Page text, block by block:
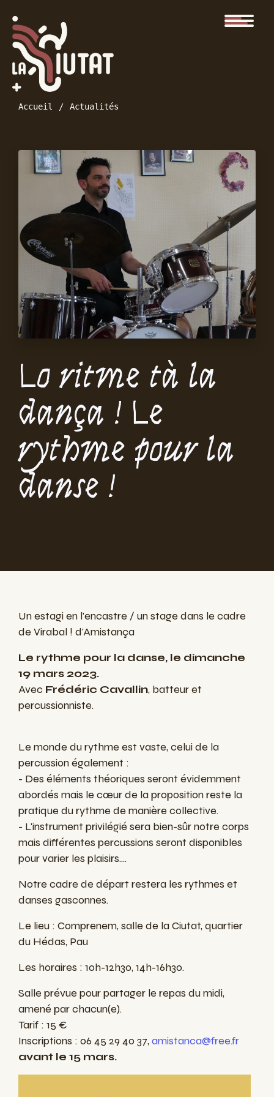
Accueil Actualités
Lo ritme tà la
dança ! Le
rythme pour la
danse !
Un estagi en l'encastre / un stage dans le cadre
de Virabal ! d'Amistança
Le rythme pour la danse, le dimanche
19 mars 2023.
Avec Frédéric Cavallin, batteur et
percussionniste.
Le monde du rythme est vaste, celui de la
percussion également :
- Des éléments théoriques seront évidemment
abordés mais le cœur de la proposition reste la
pratique du rythme de manière collective.
- L'instrument privilégié sera bien-sûr notre corps
mais différentes percussions seront disponibles
pour varier les plaisirs....
Notre cadre de départ restera les rythmes et
danses gasconnes.
Le lieu : Comprenem, salle de la Ciutat, quartier
du Hédas, Pau
Les horaires : 10h-12h30, 14h-16h30.
Salle prévue pour partager le repas du midi,
amené par chacun(e).
Tarif : 15 €
Inscriptions : 06 45 29 40 37,amistanca@free.fr
avant le 15 mars.